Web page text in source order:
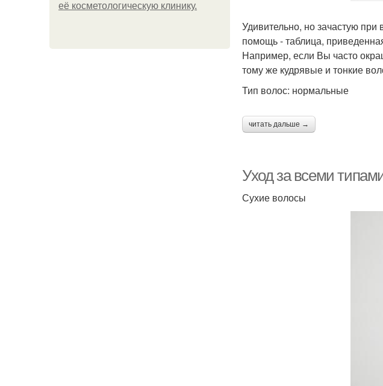
её косметологическую клинику.
Удивительно, но зачастую
помощь - таблица,
Например, если Вы часто
тому же кудрявые и тонкие
Тип волос: нормальные
читать дальше →
Уход за всеми
Сухие волосы